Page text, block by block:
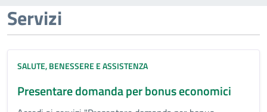
Servizi
SALUTE, BENESSERE E ASSISTENZA
Presentare domanda per bonus economici